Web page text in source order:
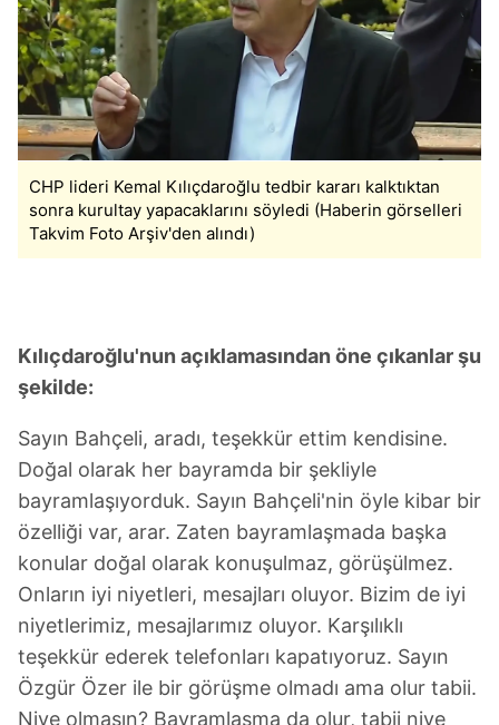
CHP lideri Kemal Kılıçdaroğlu tedbir kararı kalktıktan
sonra kurultay yapacaklarını söyledi (Haberin görselleri
Takvim Foto Arşiv'den alındı)
Kılıçdaroğlu'nun açıklamasından öne çıkanlar şu
şekilde:
Sayın Bahçeli, aradı, teşekkür ettim kendisine.
Doğal olarak her bayramda bir şekliyle
bayramlaşıyorduk. Sayın Bahçeli'nin öyle kibar bir
özelliği var, arar. Zaten bayramlaşmada başka
konular doğal olarak konuşulmaz, görüşülmez.
Onların iyi niyetleri, mesajları oluyor. Bizim de iyi
niyetlerimiz, mesajlarımız oluyor. Karşılıklı
teşekkür ederek telefonları kapatıyoruz. Sayın
Özgür Özer ile bir görüşme olmadı ama olur tabii.
Niye olmasın? Bayramlaşma da olur, tabii niye